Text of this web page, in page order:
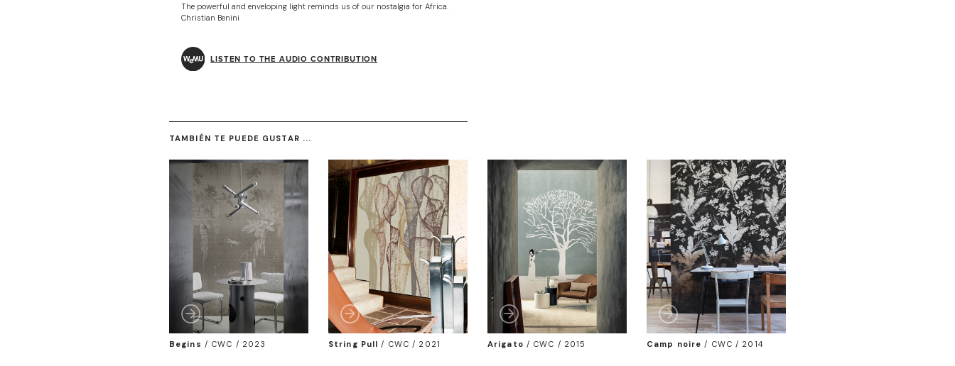
The powerful and enveloping light reminds us of our nostalgia for Africa.
Christian Benini
LISTEN TO THE AUDIO CONTRIBUTION
TAMBIÉN TE PUEDE GUSTAR ...
Begins / CWC / 2023 String Pull / CWC / 2021 Arigato / CWC / 2015 Camp noire / CWC / 2014